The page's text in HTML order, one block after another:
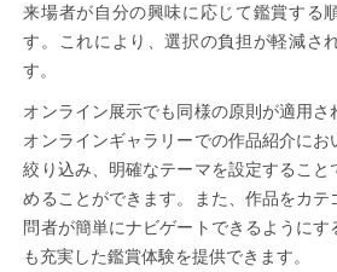
来場者が自分の興味に応じて鑑賞する
す。これにより、選択の負担が軽減さ
す。
オンライン展示でも同様の原則が適用
オンラインギャラリーでの作品紹介にお
絞り込み、明確なテーマを設定するこ
めることができます。また、作品をカ
問者が簡単にナビゲートできるように
も充実した鑑賞体験を提供できます。